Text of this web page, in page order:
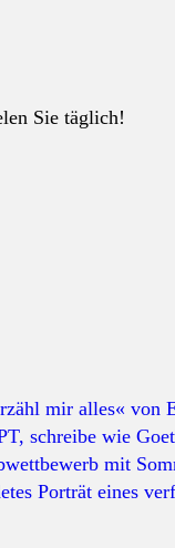
Sie täglich!
mir alles« von
schreibe wie
mit